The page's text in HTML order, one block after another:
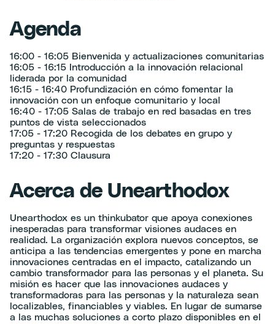
Agenda
16:00 - 16:05 Bienvenida y actualizaciones comunitarias
16:05 - 16:15 Introducción a la innovación relacional
liderada por la comunidad
16:15 - 16:40 Profundización en cómo fomentar la
innovación con un enfoque comunitario y local
16:40 - 17:05 Salas de trabajo en red basadas en tres
puntos de vista seleccionados
17:05 - 17:20 Recogida de los debates en grupo y
preguntas y respuestas
17:20 - 17:30 Clausura
Acerca de Unearthodox
Unearthodox es un thinkubator que apoya conexiones
inesperadas para transformar visiones audaces en
realidad. La organización explora nuevos conceptos, se
anticipa a las tendencias emergentes y pone en marcha
innovaciones centradas en el impacto, catalizando un
cambio transformador para las personas y el planeta. Su
misión es hacer que las innovaciones audaces y
transformadoras para las personas y la naturaleza sean
localizables, financiables y viables. En lugar de sumarse
a las muchas soluciones a corto plazo disponibles en el